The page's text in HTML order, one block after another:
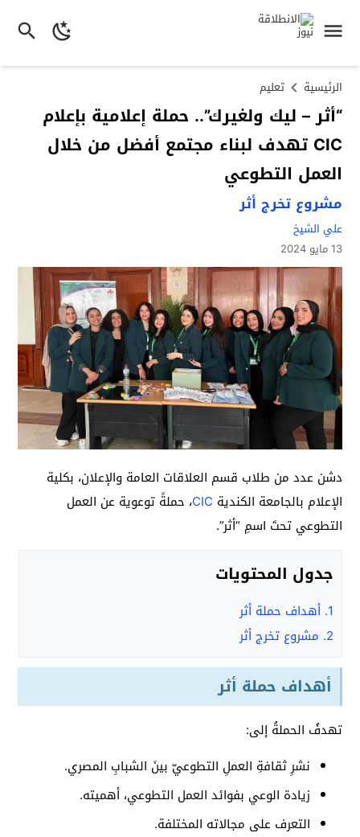
الرئيسية تعليم
“أثر – ليك ولغيرك”.. حملة إعلامية بإعلام
CIC تهدف لبناء مجتمع أفضل من خلال
العمل التطوعي
مشروع تخرج أثر
علي الشيخ
13 مايو 2024
دشن عدد من طلاب قسم العلاقات العامة والإعلان، بكلية
الإعلام بالجامعة الكندية CIC، حملةً توعوية عن العمل
التطوعي تحتَ اسمِ “أثر”.
جدول المحتويات
1. أهداف حملة أثر
2. مشروع تخرج أثر
أهداف حملة أثر
تهدفُ الحملةُ إلى:
نشرِ ثقافةِ العملِ التطوعيّ بينَ الشبابِ المصري.
زيادة الوعي بفوائد العمل التطوعي، أهميته.
التعرف على مجالاته المختلفة.